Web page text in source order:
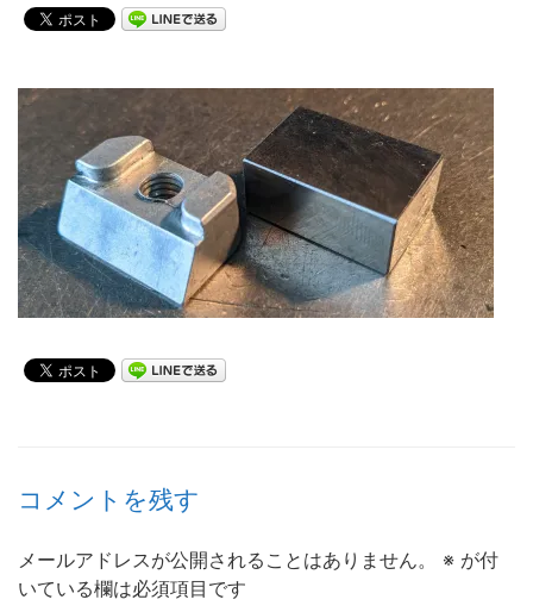
コメントを残す
メールアドレスが公開されることはありません。 ※ が付
いている欄は必須項目です